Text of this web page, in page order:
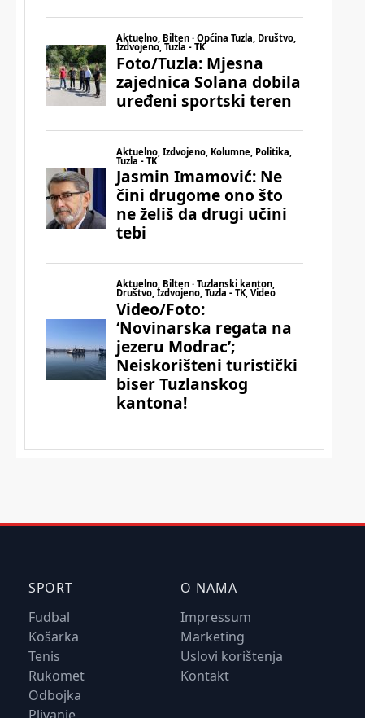
SPORT
Fudbal
Košarka
Tenis
Rukomet
Odbojka
Plivanje
O NAMA
Impressum
Marketing
Uslovi korištenja
Kontakt